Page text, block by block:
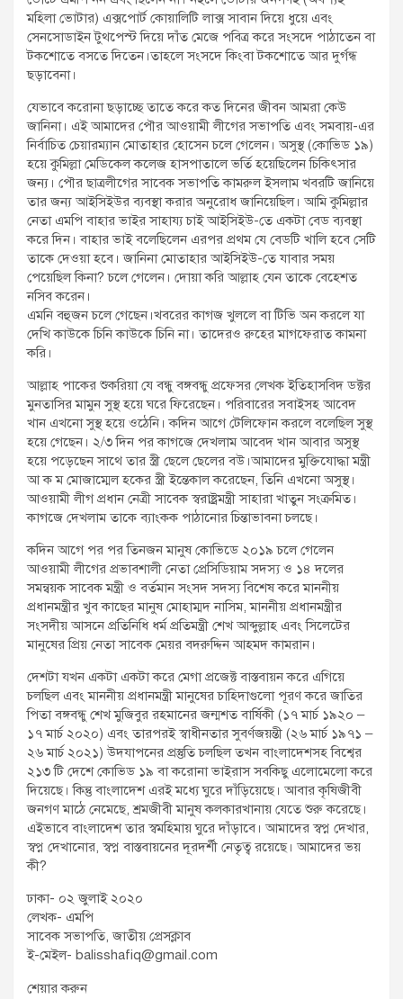
মহিলা ভোটার) এক্সপোর্ট কোয়ালিটি লাক্স সাবান দিয়ে ধুয়ে এবং
সেনসোডাইন টুথপেস্ট দিয়ে দাঁত মেজে পবিত্র করে সংসদে পাঠাতেন বা
টকশোতে বসতে দিতেন।তাহলে সংসদে কিংবা টকশোতে আর দুর্গন্ধ
ছড়াবেনা।
যেভাবে করোনা ছড়াচ্ছে তাতে করে কত দিনের জীবন আমরা কেউ
জানিনা। এই আমাদের পৌর আওয়ামী লীগের সভাপতি এবং সমবায়-এর
নির্বাচিত চেয়ারম্যান মোতাহার হোসেন চলে গেলেন। অসুস্থ (কোভিড ১৯)
হয়ে কুমিল্লা মেডিকেল কলেজ হাসপাতালে ভর্তি হয়েছিলেন চিকিৎসার
জন্য। পৌর ছাত্রলীগের সাবেক সভাপতি কামরুল ইসলাম খবরটি জানিয়ে
তার জন্য আইসিইউর ব্যবস্থা করার অনুরোধ জানিয়েছিল। আমি কুমিল্লার
নেতা এমপি বাহার ভাইর সাহায্য চাই আইসিইউ-তে একটা বেড ব্যবস্থা
করে দিন। বাহার ভাই বলেছিলেন এরপর প্রথম যে বেডটি খালি হবে সেটি
তাকে দেওয়া হবে। জানিনা মোতাহার আইসিইউ-তে যাবার সময়
পেয়েছিল কিনা? চলে গেলেন। দোয়া করি আল্লাহ যেন তাকে বেহেশত
নসিব করেন।
এমনি বহুজন চলে গেছেন।খবরের কাগজ খুললে বা টিভি অন করলে যা
দেখি কাউকে চিনি কাউকে চিনি না। তাদেরও রুহের মাগফেরাত কামনা
করি।
আল্লাহ পাকের শুকরিয়া যে বন্ধু বঙ্গবন্ধু প্রফেসর লেখক ইতিহাসবিদ ডক্টর
মুনতাসির মামুন সুস্থ হয়ে ঘরে ফিরেছেন। পরিবারের সবাইসহ আবেদ
খান এখনো সুস্থ হয়ে ওঠেনি। কদিন আগে টেলিফোন করলে বলেছিল সুস্থ
হয়ে গেছেন। ২/৩ দিন পর কাগজে দেখলাম আবেদ খান আবার অসুস্থ
হয়ে পড়েছেন সাথে তার স্ত্রী ছেলে ছেলের বউ।আমাদের মুক্তিযোদ্ধা মন্ত্রী
আ ক ম মোজাম্মেল হকের স্ত্রী ইন্তেকাল করেছেন, তিনি এখনো অসুস্থ।
আওয়ামী লীগ প্রধান নেত্রী সাবেক স্বরাষ্ট্রমন্ত্রী সাহারা খাতুন সংক্রমিত।
কাগজে দেখলাম তাকে ব্যাংকক পাঠানোর চিন্তাভাবনা চলছে।
কদিন আগে পর পর তিনজন মানুষ কোভিডে ২০১৯ চলে গেলেন
আওয়ামী লীগের প্রভাবশালী নেতা প্রেসিডিয়াম সদস্য ও ১৪ দলের
সমন্বয়ক সাবেক মন্ত্রী ও বর্তমান সংসদ সদস্য বিশেষ করে মাননীয়
প্রধানমন্ত্রীর খুব কাছের মানুষ মোহাম্মদ নাসিম, মাননীয় প্রধানমন্ত্রীর
সংসদীয় আসনে প্রতিনিধি ধর্ম প্রতিমন্ত্রী শেখ আব্দুল্লাহ এবং সিলেটের
মানুষের প্রিয় নেতা সাবেক মেয়র বদরুদ্দিন আহমদ কামরান।
দেশটা যখন একটা একটা করে মেগা প্রজেক্ট বাস্তবায়ন করে এগিয়ে
চলছিল এবং মাননীয় প্রধানমন্ত্রী মানুষের চাহিদাগুলো পূরণ করে জাতির
পিতা বঙ্গবন্ধু শেখ মুজিবুর রহমানের জন্মশত বার্ষিকী (১৭ মার্চ ১৯২০ –
১৭ মার্চ ২০২০) এবং তারপরই স্বাধীনতার সুবর্ণজয়ন্তী (২৬ মার্চ ১৯৭১ –
২৬ মার্চ ২০২১) উদযাপনের প্রস্তুতি চলছিল তখন বাংলাদেশসহ বিশ্বের
২১৩ টি দেশে কোভিড ১৯ বা করোনা ভাইরাস সবকিছু এলোমেলো করে
দিয়েছে। কিন্তু বাংলাদেশ এরই মধ্যে ঘুরে দাঁড়িয়েছে। আবার কৃষিজীবী
জনগণ মাঠে নেমেছে, শ্রমজীবী মানুষ কলকারখানায় যেতে শুরু করেছে।
এইভাবে বাংলাদেশ তার স্বমহিমায় ঘুরে দাঁড়াবে। আমাদের স্বপ্ন দেখার,
স্বপ্ন দেখানোর, স্বপ্ন বাস্তবায়নের দূরদর্শী নেতৃত্ব রয়েছে। আমাদের ভয়
কী?
ঢাকা- ০২ জুলাই ২০২০
লেখক- এমপি
সাবেক সভাপতি, জাতীয় প্রেসক্লাব
ই-মেইল- balisshafiq@gmail.com
শেয়ার করুন